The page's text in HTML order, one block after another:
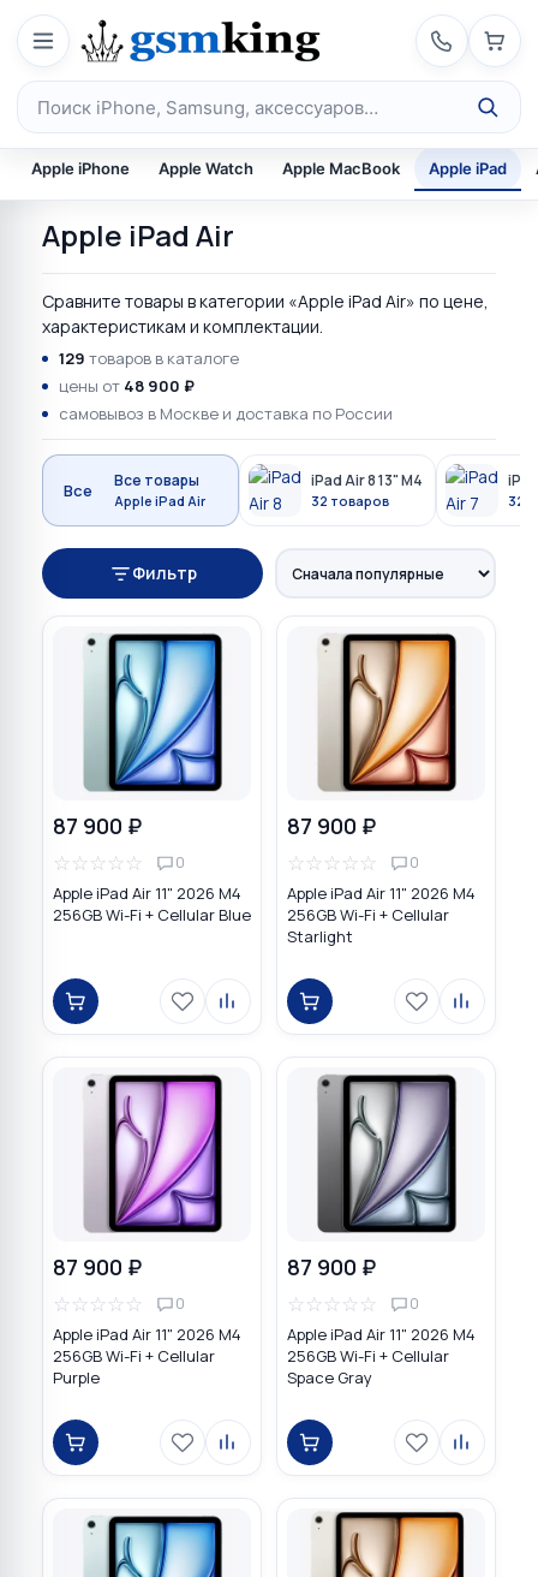
Перейти к содержимому
Поиск по каталогу
Apple iPhone Apple Watch Apple MacBook Apple iPad
Apple iPad Air
Сравните товары в категории «Apple iPad Air» по цене,
характеристикам и комплектации.
129 товаров в каталоге
цены от 48 900 ₽
самовывоз в Москве и доставка по России
Все Все товары
Apple iPad Air
iPad Air 8 13" M4
32 товаров 32
Фильтр
87 900 ₽
☆☆☆☆☆ 0
Apple iPad Air 11" 2026 M4
256GB Wi-Fi + Cellular Blue
87 900 ₽
☆☆☆☆☆ 0
Apple iPad Air 11" 2026 M4
256GB Wi-Fi + Cellular
Starlight
87 900 ₽
☆☆☆☆☆ 0
Apple iPad Air 11" 2026 M4
256GB Wi-Fi + Cellular
Purple
87 900 ₽
☆☆☆☆☆ 0
Apple iPad Air 11" 2026 M4
256GB Wi-Fi + Cellular
Space Gray